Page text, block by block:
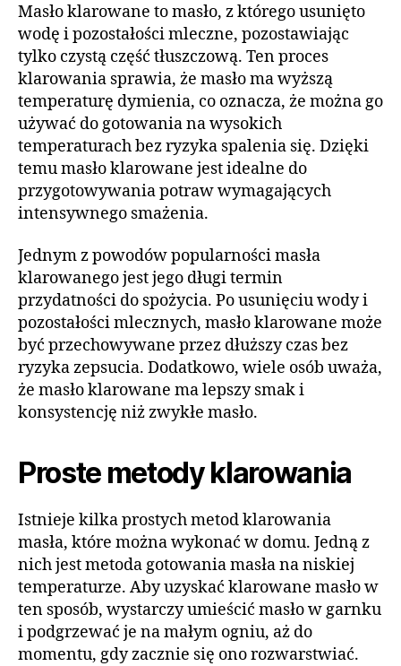
Masło klarowane to masło, z którego usunięto
wodę i pozostałości mleczne, pozostawiając
tylko czystą część tłuszczową. Ten proces
klarowania sprawia, że masło ma wyższą
temperaturę dymienia, co oznacza, że można go
używać do gotowania na wysokich
temperaturach bez ryzyka spalenia się. Dzięki
temu masło klarowane jest idealne do
przygotowywania potraw wymagających
intensywnego smażenia.
Jednym z powodów popularności masła
klarowanego jest jego długi termin
przydatności do spożycia. Po usunięciu wody i
pozostałości mlecznych, masło klarowane może
być przechowywane przez dłuższy czas bez
ryzyka zepsucia. Dodatkowo, wiele osób uważa,
że masło klarowane ma lepszy smak i
konsystencję niż zwykłe masło.
Proste metody klarowania
Istnieje kilka prostych metod klarowania
masła, które można wykonać w domu. Jedną z
nich jest metoda gotowania masła na niskiej
temperaturze. Aby uzyskać klarowane masło w
ten sposób, wystarczy umieścić masło w garnku
i podgrzewać je na małym ogniu, aż do
momentu, gdy zacznie się ono rozwarstwiać.